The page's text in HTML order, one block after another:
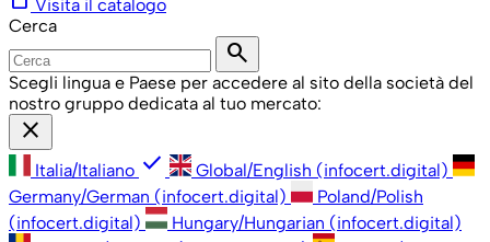
Visita il catalogo
Cerca
search
Scegli lingua e Paese per accedere al sito della società del
nostro gruppo dedicata al tuo mercato:
close
Italia/Italiano check
Global/English (infocert.digital)
Germany/German (infocert.digital)
Poland/Polish
(infocert.digital)
Hungary/Hungarian (infocert.digital)